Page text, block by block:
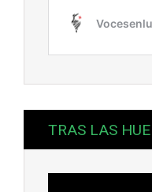
TRAS LAS